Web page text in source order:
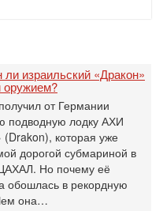
израильский «Дракон»
от Германии
подводную лодку АХИ
(Drakon), которая уже
дорогой субмариной в
Но почему её
обошлась в рекордную
она…